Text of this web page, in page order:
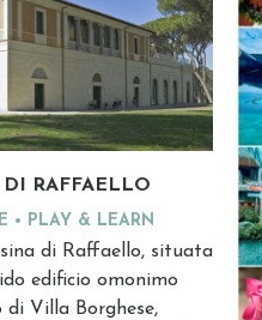
DI RAFFAELLO
PLAY & LEARN
di Raffaello, situata
edificio omonimo
di Villa Borghese,